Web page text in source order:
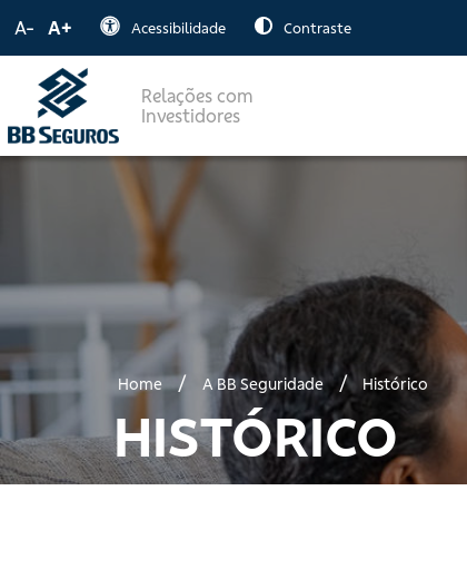
A- A+ Acessibilidade Contraste
Relações com
Investidores
Home / A BB Seguridade / Histórico
HISTÓRICO